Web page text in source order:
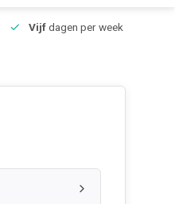
Vijfdagen per week open.